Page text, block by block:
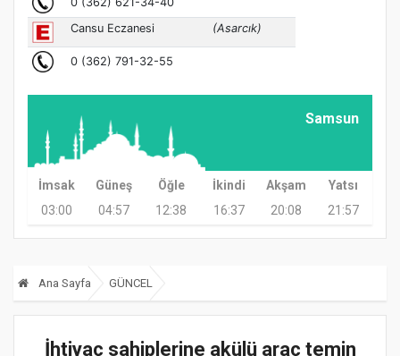
Samsun
İmsak Güneş Öğle İkindi Akşam
Yatsı
03:00
04:57 12:38 16:37 20:08 21:57
Ana Sayfa GÜNCEL
İhtiyaç sahiplerine akülü araç temin